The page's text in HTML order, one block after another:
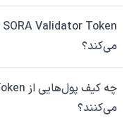
می‌کند؟
می‌کنند؟